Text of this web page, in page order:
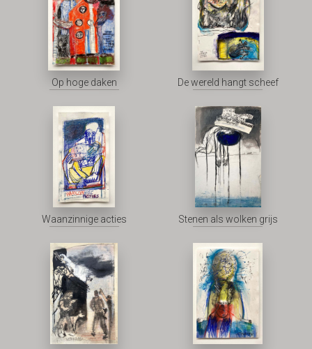
Op hoge daken De wereld hangt scheef
Waanzinnige acties Stenen als wolken grijs